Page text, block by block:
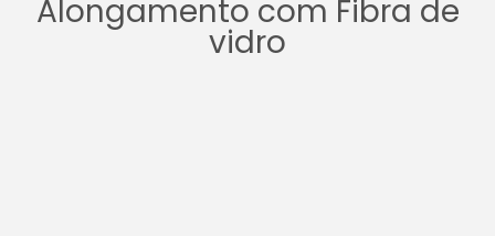
Alongamento com Fibra de
vidro